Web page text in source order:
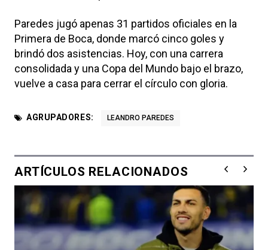
Paredes jugó apenas 31 partidos oficiales en la
Primera de Boca, donde marcó cinco goles y
brindó dos asistencias. Hoy, con una carrera
consolidada y una Copa del Mundo bajo el brazo,
vuelve a casa para cerrar el círculo con gloria.
AGRUPADORES: LEANDRO PAREDES
ARTÍCULOS RELACIONADOS